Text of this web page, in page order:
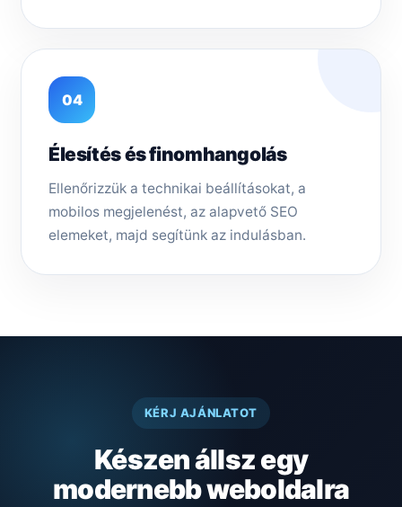
04
Élesítés és finomhangolás
Ellenőrizzük a technikai beállításokat, a
mobilos megjelenést, az alapvető SEO
elemeket, majd segítünk az indulásban.
KÉRJ AJÁNLATOT
Készen állsz egy
modernebb weboldalra